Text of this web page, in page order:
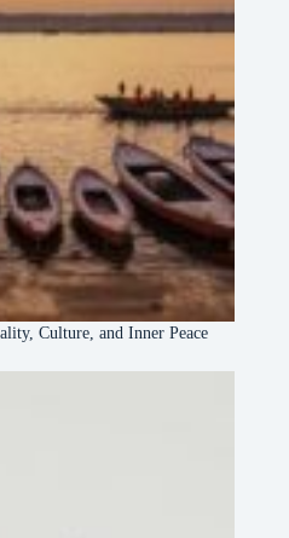
Culture, and Inner Peace